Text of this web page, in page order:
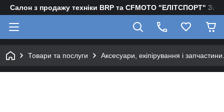
Салон з продажу техніки BRP та CFMOTO "EЛІТСПОРТ"
Товари та послуги Аксесуари, екіпірування і запчастини.